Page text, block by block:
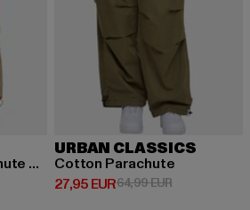
Ladies Cotton Parachute Pants
64,99 EUR
URBAN CLASSICS
Cotton Parachute
27,95 EUR
Derzeitiger Preis: 27,95 EUR
64,99 EURAktionspreis: